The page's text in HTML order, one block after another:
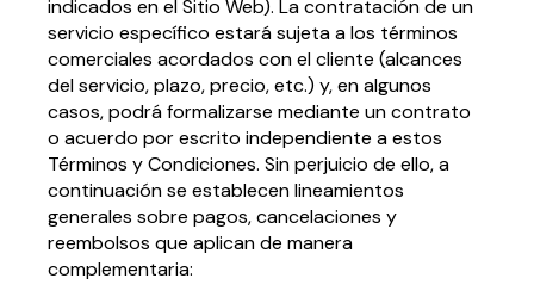
indicados en el Sitio Web). La contratación de un
servicio específico estará sujeta a los términos
comerciales acordados con el cliente (alcances
del servicio, plazo, precio, etc.) y, en algunos
casos, podrá formalizarse mediante un contrato
o acuerdo por escrito independiente a estos
Términos y Condiciones. Sin perjuicio de ello, a
continuación se establecen lineamientos
generales sobre pagos, cancelaciones y
reembolsos que aplican de manera
complementaria: